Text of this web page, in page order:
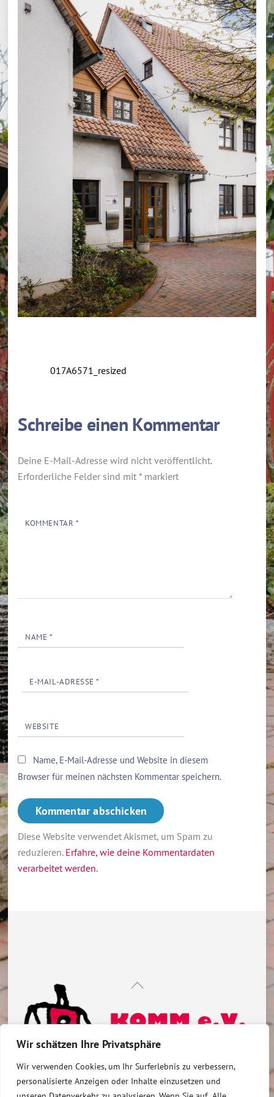
Wir schätzen Ihre Privatsphäre
Wir verwenden Cookies, um Ihr Surferlebnis zu verbessern,
personalisierte Anzeigen oder Inhalte einzusetzen und
017A6571_resized
Schreibe einen Kommentar
Deine E-Mail-Adresse wird nicht veröffentlicht.
Erforderliche Felder sind mit* markiert
KOMMENTAR *
NAME *
E-MAIL-ADRESSE*
WEBSITE
Name, E-Mail-Adresse und Website in diesem
Browser für meinen nächsten Kommentar speichern.
Diese Website verwendet Akismet, um Spam zu
reduzieren. Erfahre, wie deine Kommentardaten
verarbeitet werden.
Back
Top